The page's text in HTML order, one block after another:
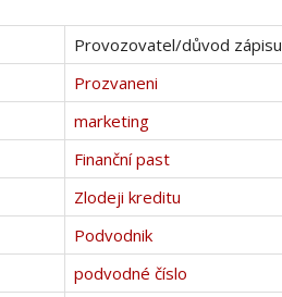
Provozovatel/důvod zápisu
Prozvaneni
marketing
Finanční past
Zlodeji kreditu
Podvodnik
podvodné číslo